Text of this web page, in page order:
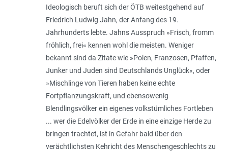
Ideologisch beruft sich der ÖTB weitestgehend auf
Friedrich Ludwig Jahn, der Anfang des 19.
Jahrhunderts lebte. Jahns Ausspruch »Frisch, fromm
fröhlich, frei« kennen wohl die meisten. Weniger
bekannt sind da Zitate wie »Polen, Franzosen, Pfaffen,
Junker und Juden sind Deutschlands Unglück«, oder
»Mischlinge von Tieren haben keine echte
Fortpflanzungskraft, und ebensowenig
Blendlingsvölker ein eigenes volkstümliches Fortleben
... wer die Edelvölker der Erde in eine einzige Herde zu
bringen trachtet, ist in Gefahr bald über den
verächtlichsten Kehricht des Menschengeschlechts zu